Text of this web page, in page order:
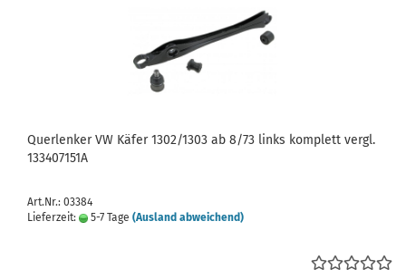
Querlenker VW Käfer 1302/1303 ab 8/73 links komplett vergl.
133407151A
Art.Nr.: 03384
Lieferzeit:
5-7 Tage (Ausland abweichend)